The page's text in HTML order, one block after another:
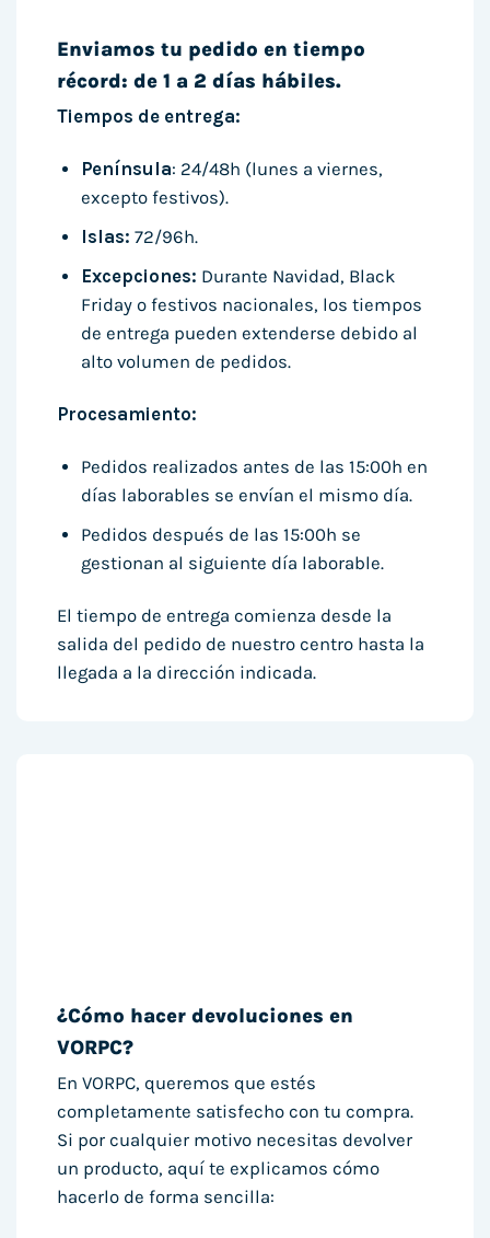
Enviamos tu pedido en tiempo
récord: de 1 a 2 días hábiles.
Tiempos de entrega:
Península: 24/48h (lunes a viernes,
excepto festivos).
Islas: 72/96h.
Excepciones: Durante Navidad, Black
Friday o festivos nacionales, los tiempos
de entrega pueden extenderse debido al
alto volumen de pedidos.
Procesamiento:
Pedidos realizados antes de las 15:00h en
días laborables se envían el mismo día.
Pedidos después de las 15:00h se
gestionan al siguiente día laborable.
El tiempo de entrega comienza desde la
salida del pedido de nuestro centro hasta la
llegada a la dirección indicada.
¿Cómo hacer devoluciones en
VORPC?
En VORPC, queremos que estés
completamente satisfecho con tu compra.
Si por cualquier motivo necesitas devolver
un producto, aquí te explicamos cómo
hacerlo de forma sencilla: